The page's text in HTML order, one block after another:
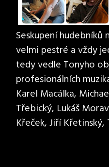
Seskupení
velmi pestré a vždy
tedy vedle Tonyho
profesionálních
Karel Macálka,
Třebický, Lukáš
Křeček, Jiří Křetinský,